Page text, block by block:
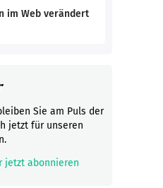
im Web verändert
Sie am Puls der
jetzt für unseren
jetzt abonnieren